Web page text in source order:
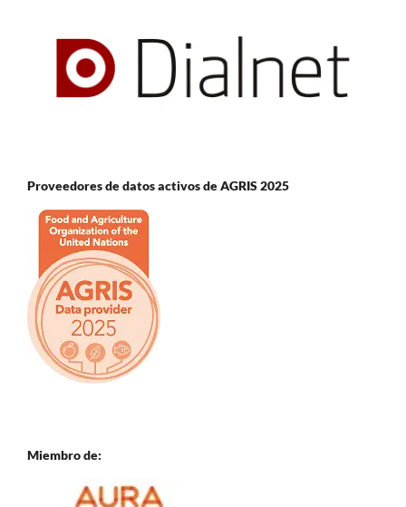
Proveedores de datos activos de AGRIS 2025
Miembro de: